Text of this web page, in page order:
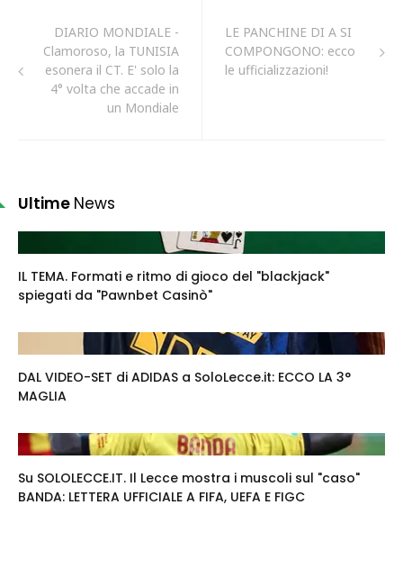
DIARIO MONDIALE -
Clamoroso, la TUNISIA
esonera il CT. E' solo la
4° volta che accade in
un Mondiale
LE PANCHINE DI A SI
COMPONGONO: ecco
le ufficializzazioni!
Ultime News
IL TEMA. Formati e ritmo di gioco del "blackjack"
spiegati da "Pawnbet Casinò"
DAL VIDEO-SET di ADIDAS a SoloLecce.it: ECCO LA 3°
MAGLIA
Su SOLOLECCE.IT. Il Lecce mostra i muscoli sul "caso"
BANDA: LETTERA UFFICIALE A FIFA, UEFA E FIGC